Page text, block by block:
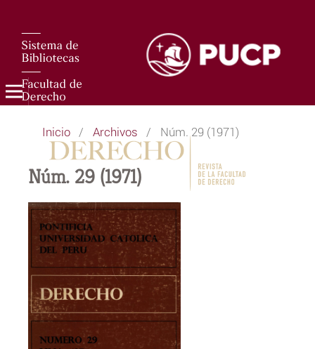
Inicio / Archivos / Núm. 29 (1971)
Núm. 29 (1971)